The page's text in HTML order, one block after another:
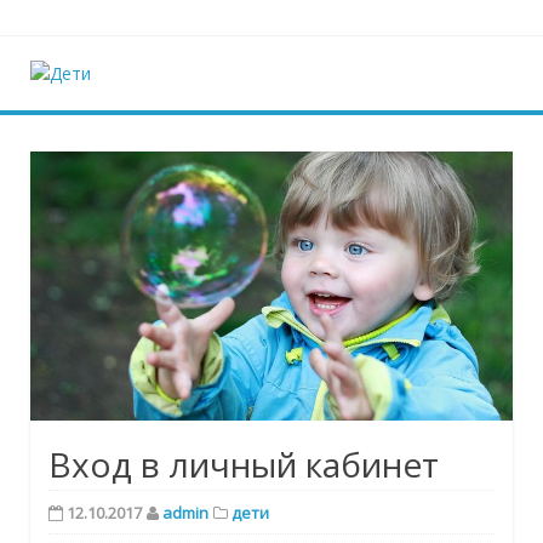
Дети
Вход в личный кабинет
12.10.2017 admin дети